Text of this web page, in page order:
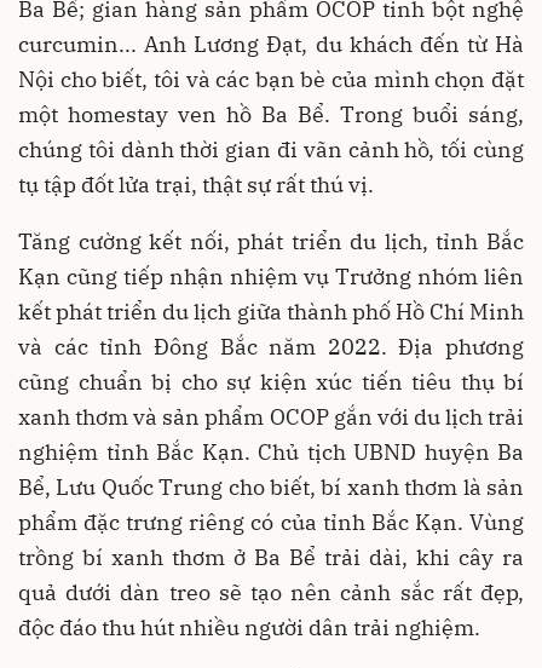
Ba Bể; gian hàng sản phẩm OCOP tinh bột nghệ
curcumin... Anh Lương Đạt, du khách đến từ Hà
Nội cho biết, tôi và các bạn bè của mình chọn đặt
một homestay ven hồ Ba Bể. Trong buổi sáng,
chúng tôi dành thời gian đi vãn cảnh hồ, tối cùng
tụ tập đốt lửa trại, thật sự rất thú vị.
Tăng cường kết nối, phát triển du lịch, tỉnh Bắc
Kạn cũng tiếp nhận nhiệm vụ Trưởng nhóm liên
kết phát triển du lịch giữa thành phố Hồ Chí Minh
và các tỉnh Đông Bắc năm 2022. Địa phương
cũng chuẩn bị cho sự kiện xúc tiến tiêu thụ bí
xanh thơm và sản phẩm OCOP gắn với du lịch trải
nghiệm tỉnh Bắc Kạn. Chủ tịch UBND huyện Ba
Bể, Lưu Quốc Trung cho biết, bí xanh thơm là sản
phẩm đặc trưng riêng có của tỉnh Bắc Kạn. Vùng
trồng bí xanh thơm ở Ba Bể trải dài, khi cây ra
quả dưới dàn treo sẽ tạo nên cảnh sắc rất đẹp,
độc đáo thu hút nhiều người dân trải nghiệm.